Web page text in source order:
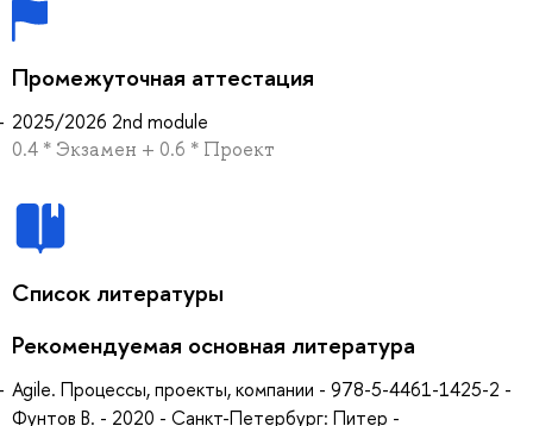
Промежуточная аттестация
2025/2026 2nd module
0.4 * Экзамен + 0.6 * Проект
Список литературы
Рекомендуемая основная литература
Agile. Процессы, проекты, компании - 978-5-4461-1425-2 -
Фунтов В. - 2020 - Санкт-Петербург: Питер -